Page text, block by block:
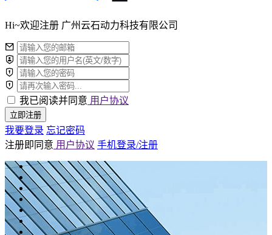
Hi~欢迎注册 广州云石动力科技有限公司
我已阅读并同意 用户协议
立即注册
我要登录 忘记密码
注册即同意 用户协议 手机登录/注册